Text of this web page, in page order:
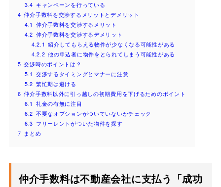
3.4 キャンペーンを行っている
4 仲介手数料を交渉するメリットとデメリット
4.1 仲介手数料を交渉するメリット
4.2 仲介手数料を交渉するデメリット
4.2.1 紹介してもらえる物件が少なくなる可能性がある
4.2.2 他の申込者に物件をとられてしまう可能性がある
5 交渉時のポイントは？
5.1 交渉するタイミングとマナーに注意
5.2 繁忙期は避ける
6 仲介手数料以外に引っ越しの初期費用を下げるためのポイント
6.1 礼金の有無に注目
6.2 不要なオプションがついていないかチェック
6.3 フリーレントがついた物件を探す
7 まとめ
仲介手数料は不動産会社に支払う「成功